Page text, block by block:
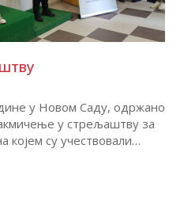
у Новом Саду, одржано
у стрељаштву за
којем су учествовали…